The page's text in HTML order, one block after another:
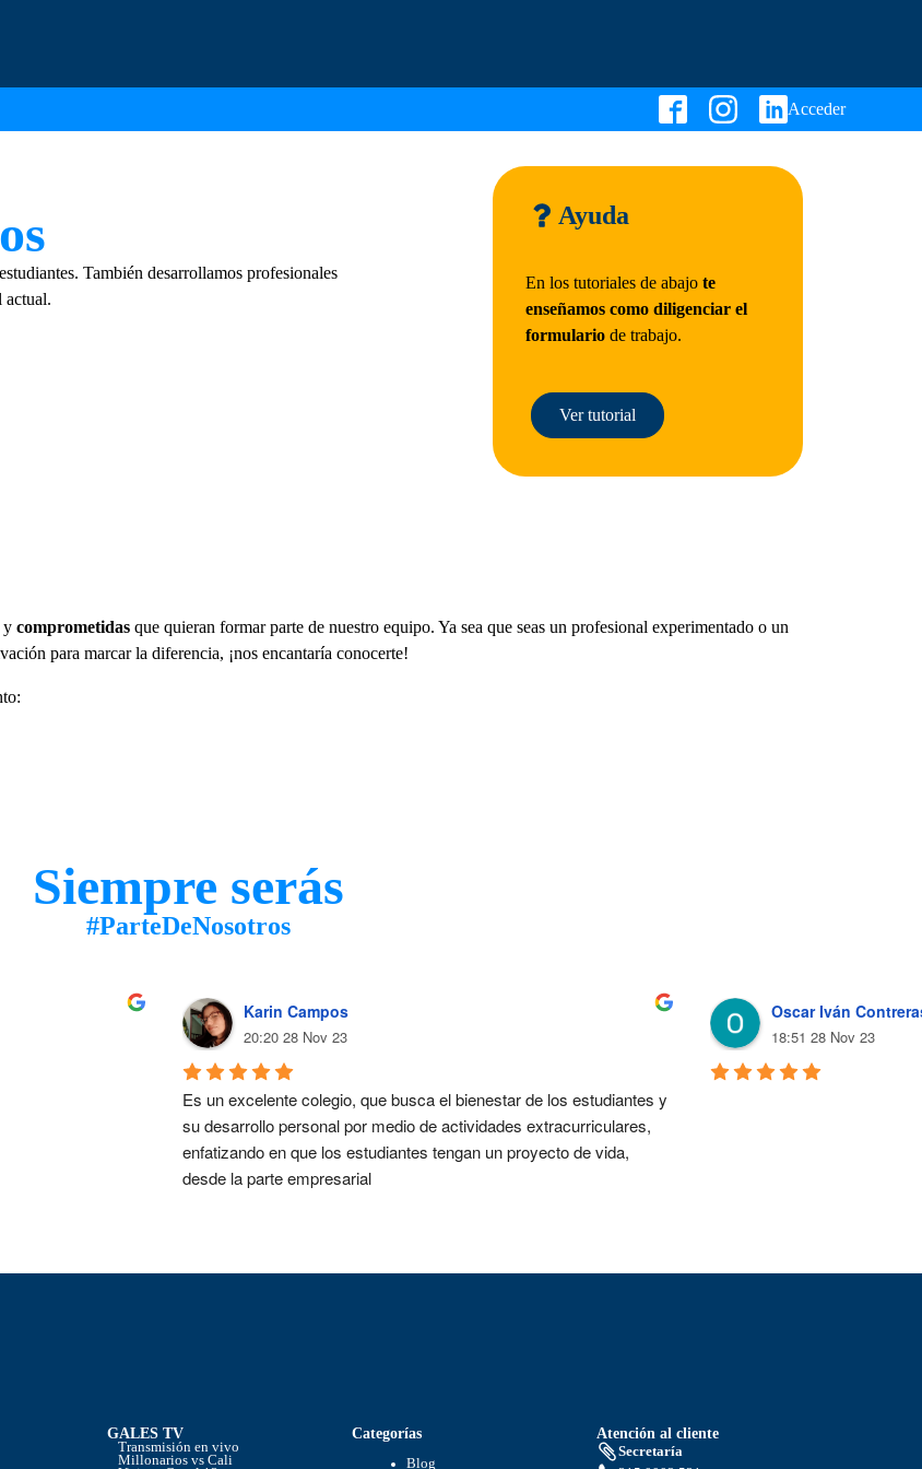
Acceder
También desarrollamos profesionales
actual.
Ayuda
En los tutoriales de abajote
enseñamos como diligenciar el
formulario de trabajo.
Ver tutorial
comprometidasque quieran formar parte de nuestro equipo. Ya sea que seas un profesional experimentado o un
para marcar la diferencia, ¡nos encantaría conocerte!
Siempre serás
#ParteDeNosotros
Karin Campos
20:20 28 Nov 23
Es un excelente colegio, que busca el bienestar de los estudiantes y
su desarrollo personal por medio de actividades extracurriculares,
enfatizando en que los estudiantes tengan un proyecto de vida,
desde la parte empresarial
Oscar Iván
18:51 28 Nov 23
GALES TV
Transmisión en vivo
Millonarios vs Cali
Categorías
Blog
Atención al cliente
Secretaría